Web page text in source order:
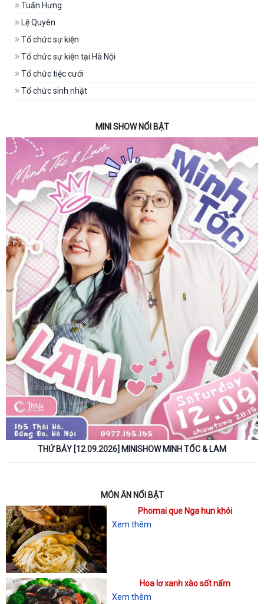
Tuấn Hưng
Lệ Quyên
Tổ chức sự kiện
Tổ chức sự kiện tại Hà Nội
Tổ chức tiệc cưới
Tổ chức sinh nhật
MINI SHOW NỔI BẬT
THỨ BẢY [12.09.2026] MINISHOW MINH TỐC & LAM
MÓN ĂN NỔI BẬT
Phomai que Nga hun khói
Xem thêm
Hoa lơ xanh xào sốt nấm
Xem thêm